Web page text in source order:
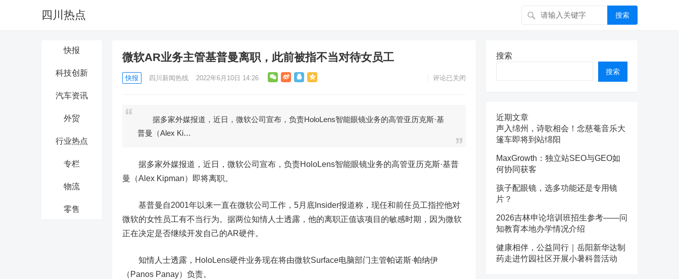
四川热点 搜索
快报
科技创新
汽车资讯
外贸
行业热点
专栏
物流
零售
微软AR业务主管基普曼离职，此前被指不当对待女员工
快报 四川新闻热线 2022年6月10日 14:26 评论已关闭
据多家外媒报道，近日，微软公司宣布，负责HoloLens智能眼镜业务的高管亚历克斯·基
普曼（Alex Ki…
据多家外媒报道，近日， 微软公司宣布，负责HoloLens智能眼镜业务的高管亚历克斯·基普
曼（Alex Kipman）即将离职。
基普曼自2001年以来一直在微软公司工作，5月底Insider报道称，现任和前任员工指控他对
微软的女性员工有不当行为。据两位知情人士透露，他的离职正值该项目的敏感时期，因为微软
正在决定是否继续开发自己的AR硬件。
知情人士透露，HoloLens硬件业务现在将由微软Surface电脑部门主管帕诺斯·帕纳伊
（Panos Panay）负责。
搜索
搜索
近期文章
声入绵州，诗歌相会！念慈菴音乐大
篷车即将到站绵阳
MaxGrowth：独立站SEO与GEO如
何协同获客
孩子配眼镜，选多功能还是专用镜
片？
2026吉林申论培训班招生参考——问
知教育本地办学情况介绍
健康相伴，公益同行｜岳阳新华达制
药走进竹园社区开展小暑科普活动